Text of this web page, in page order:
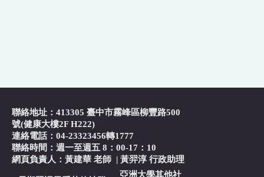
聯絡地址：413305 臺中市霧峰區柳豐路500
號(健康大樓2F H222)
連絡電話：04-23323456轉1777
聯絡時間：週一至週五 8：00-17：10
網頁負責人：黃建華 老師 |黃羿淳 行政助理
亞洲大學其他社